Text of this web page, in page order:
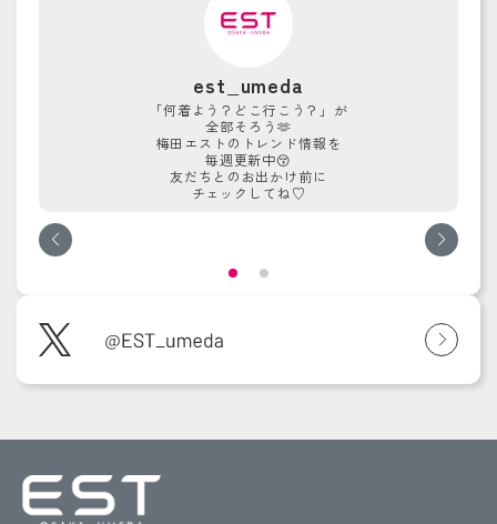
est_umeda
「何着よう？どこ行こう？」が
全部そろう🫶
梅田エストのトレンド情報を
毎週更新中😚
友だちとのお出かけ前に
チェックしてね♡